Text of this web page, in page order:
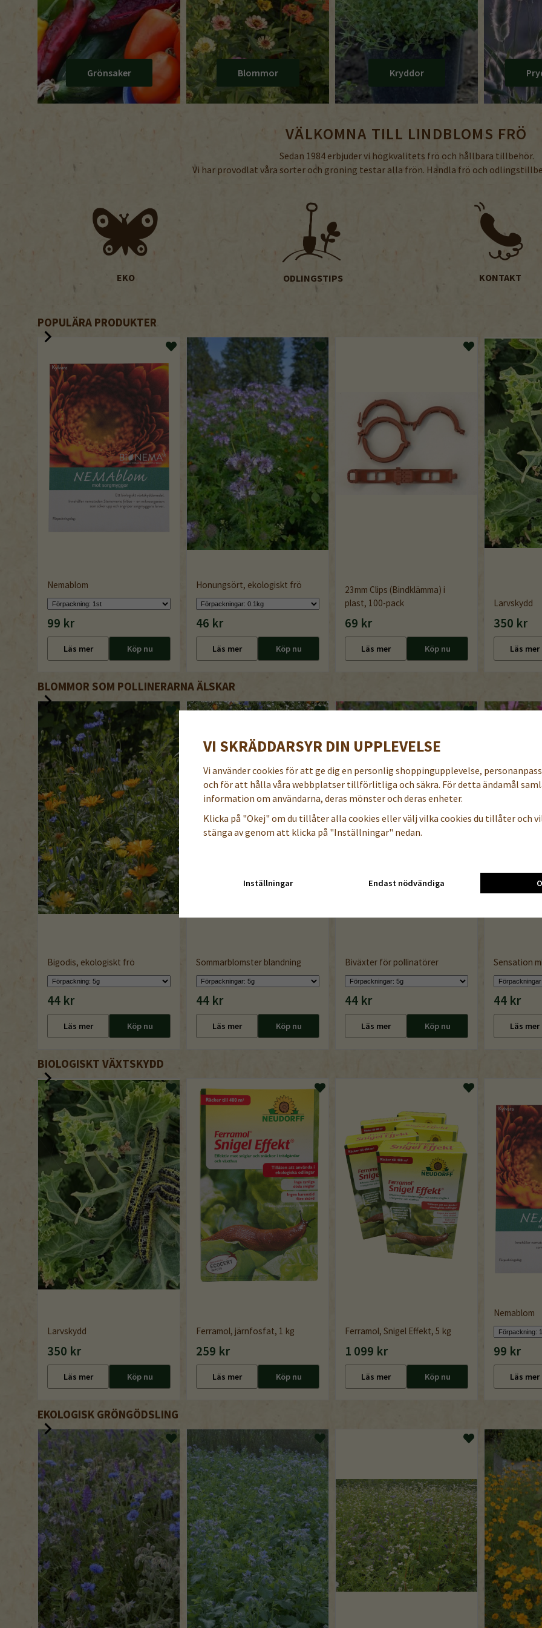
Grönsaker Blommor Kryddor
VÄLKOMNA TILL LINDBLOMS FRÖ
Sedan 1984 erbjuder vi högkvalitets frö och hållbara tillbehör.
Vi har provodlat våra sorter och groning testar alla frön. Handla frö och
EKO ODLINGSTIPS KONTAKT
POPULÄRA PRODUKTER
Nemablom
99 kr
Läs mer Köp nu
Honungsört, ekologiskt frö
46 kr
Läs mer Köp nu
23mm Clips (Bindklämma) i
plast, 100-pack
69 kr
Läs mer Köp nu
Larvskydd
350 kr
Läs mer
BLOMMOR SOM POLLINERARNA ÄLSKAR
Bigodis, ekologiskt frö
44 kr
Läs mer Köp nu
Sommarblomster blandning
44 kr
Läs mer Köp nu
Biväxter för pollinatörer
44 kr
Läs mer Köp nu
Sensation
44 kr
Läs mer
BIOLOGISKT VÄXTSKYDD
Larvskydd
350 kr
Läs mer Köp nu
Ferramol, järnfosfat, 1 kg
259 kr
Läs mer Köp nu
Ferramol, Snigel Effekt, 5 kg
1 099 kr
Läs mer Köp nu
Nemablom
99 kr
Läs mer
EKOLOGISK GRÖNGÖDSLING
VI SKRÄDDARSYR DIN UPPLEVELSE
Vi använder cookies för att ge dig en personlig shoppingupplevelse,
och för att hålla våra webbplatser tillförlitliga och säkra. För detta ändamål
information om användarna, deras mönster och deras enheter.
Klicka på "Okej" om du tillåter alla cookies eller välj vilka cookies du tillåter och
stänga av genom att klicka på "Inställningar" nedan.
Inställningar Endast nödvändiga